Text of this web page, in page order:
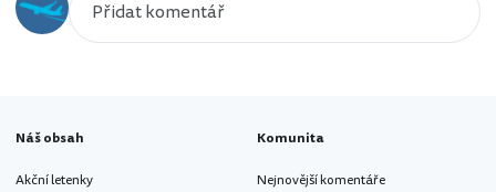
Náš obsah
Akční letenky
Komunita
Nejnovější komentáře